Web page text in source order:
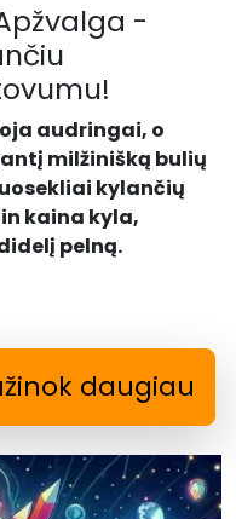
-
audringai, o
milžinišką bulių
kylančių
kaina kyla,
pelną.
daugiau